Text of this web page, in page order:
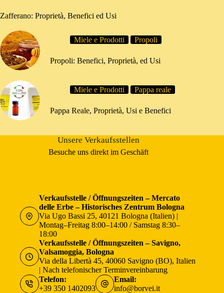
Zafferano: Proprietà, Benefici ed Usi
Miele e Prodotti Propoli
Propoli: Benefici, Proprietà, ed Usi
Miele e Prodotti Pappa reale
Pappa Reale, Proprietà, Usi e Benefici
Unsere Verkaufsstellen
Besuche uns direkt im Geschäft
Verkaufsstelle / Öffnungszeiten – Mercato
delle Erbe – Historisches Zentrum Bologna
Via Ugo Bassi 25, 40121 Bologna (Italien) |
Montag–Freitag 8:00–14:00 / Samstag 8:30–
18:00
Verkaufsstelle / Öffnungszeiten – Savigno,
Valsamoggia, Bologna
Via della Libertà 45, 40060 Savigno (BO), Italien
| Nach telefonischer Terminvereinbarung
Telefon:
+39 350 1402093
Email:
info@borvei.it